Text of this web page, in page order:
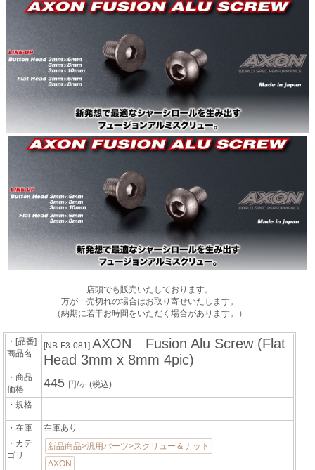
店頭でも販売いたしております。
万が一売切れの場合はお取り寄せいたします。
（納期に若干お時間をいただく場合があります。）
・[品番]
商品名
[NB-F3-081]AXON Fusion Alu Screw (Flat
Head 3mm x 8mm 4pic)
・商品
価格
445 円/ヶ(税込)
・規格
・在庫
在庫あり
・カテ
ゴリ
新品商品>汎用パーツ>スクリュー＆ナット
AXON